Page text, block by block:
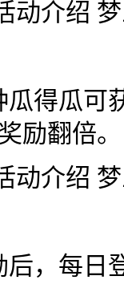
瓜可
励翻倍。
每日